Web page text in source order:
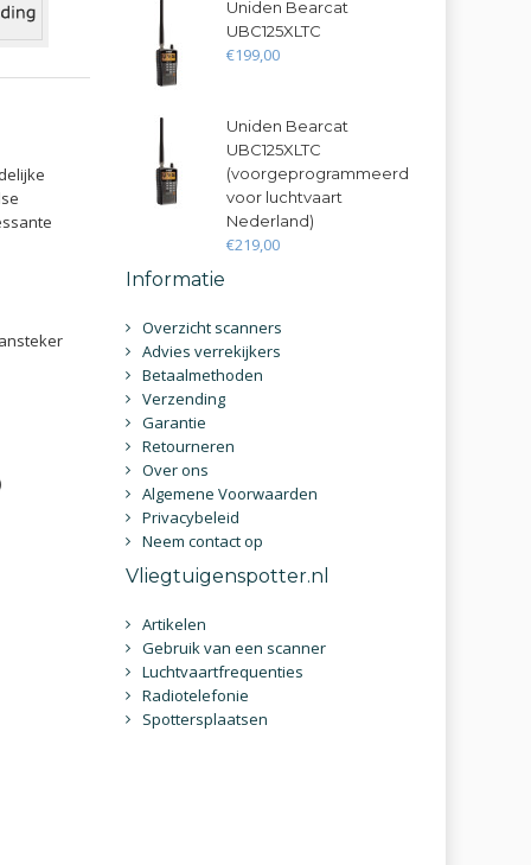
Uniden Bearcat
UBC125XLTC
€199,00
Uniden Bearcat
UBC125XLTC
(voorgeprogrammeerd
voor luchtvaart
Nederland)
€219,00
Informatie
Overzicht scanners
Advies verrekijkers
Betaalmethoden
Verzending
Garantie
Retourneren
Over ons
Algemene Voorwaarden
Privacybeleid
Neem contact op
Vliegtuigenspotter.nl
Artikelen
Gebruik van een scanner
Luchtvaartfrequenties
Radiotelefonie
Spottersplaatsen